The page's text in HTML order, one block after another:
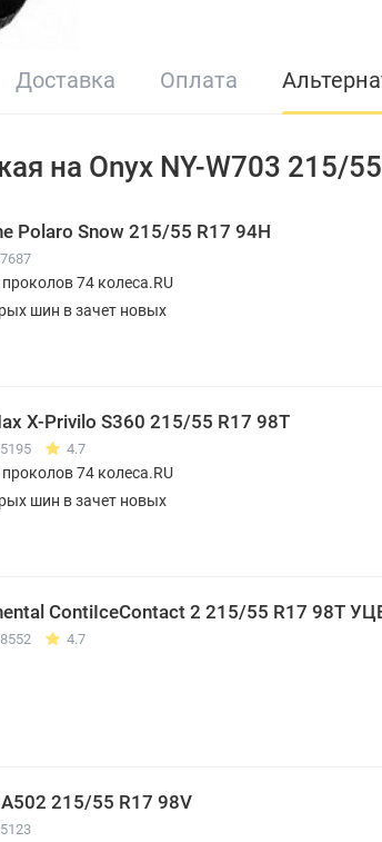
Направленность
All-season
Комфорт
Доставка Оплата
на Onyx NY-W703 215/
Polaro Snow 215/55 R17 94H
74 колеса.RU
шин в зачет новых
X-Privilo S360 215/55 R17 98T
4.7
74 колеса.RU
шин в зачет новых
ContiIceContact 2 215/55 R17 98T
4.7
215/55 R17 98V